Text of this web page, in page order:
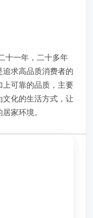
十一年，二十多年
求高品质消费者的
可靠的品质，主要
化的生活方式，让
家环境。